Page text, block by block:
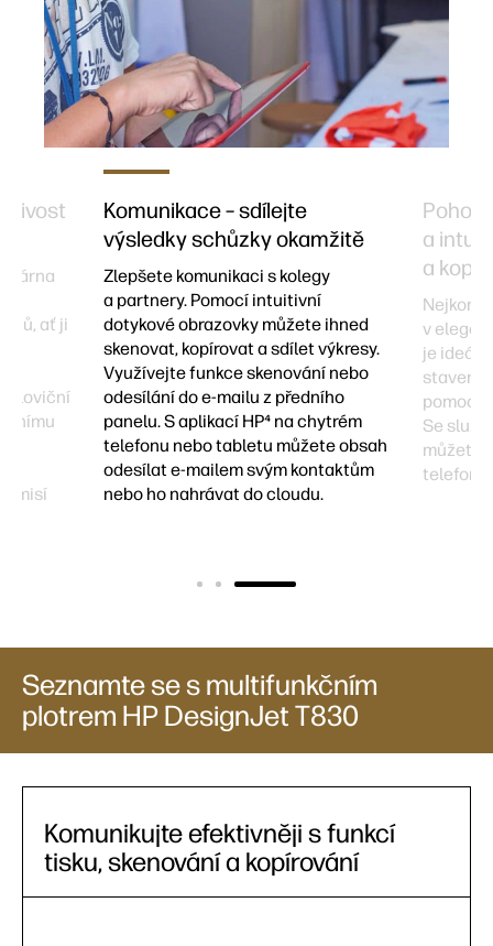
ať ji
emisí
Komunikace – sdílejte
výsledky schůzky okamžitě
Zlepšete komunikaci s kolegy
a partnery. Pomocí intuitivní
dotykové obrazovky můžete ihned
skenovat, kopírovat a sdílet výkresy.
Využívejte funkce skenování nebo
odesílání do e-mailu z předního
panelu. S aplikací HP⁴ na chytrém
telefonu nebo tabletu můžete obsah
odesílat e-mailem svým kontaktům
nebo ho nahrávat do cloudu.
a
a
v
je
pomocí
Se
můžete
telefonu
Seznamte se s multifunkčním
plotrem HP DesignJet T830
Komunikujte efektivněji s funkcí
tisku, skenování a kopírování